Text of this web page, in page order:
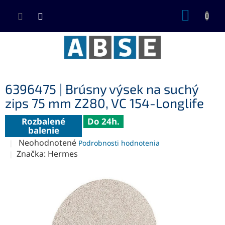
6396475 | Brúsny výsek na suchý
zips 75 mm Z280, VC 154-Longlife
Rozbalené
balenie
Do 24h.
Priemerné
hodnotenie
hviezdičiek.
Neohodnotené Podrobnosti hodnotenia
Značka: Hermes